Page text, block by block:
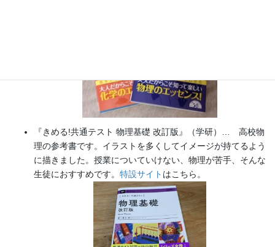
『きめる!共通テスト 物理基礎 改訂版』（学研）… 高校物
理の参考書です。イラストを多くしてイメージが持てるよう
に描きました。授業についていけない、物理が苦手、そんな
生徒におすすめです。 特設サイト はこちら。